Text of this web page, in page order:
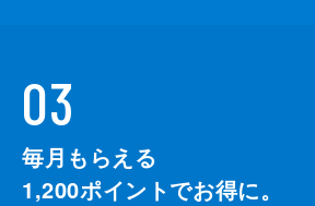
03
毎月もらえる
1,200ポイントでお得に。